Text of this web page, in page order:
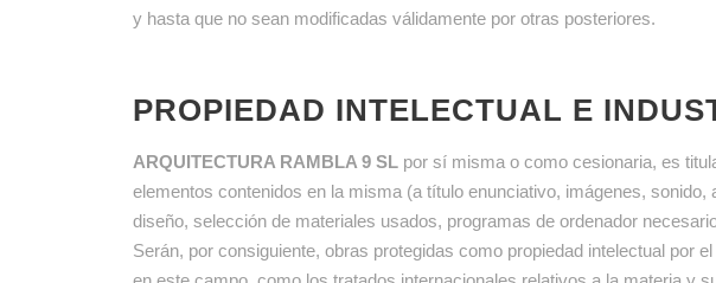
y hasta que no sean modificadas válidamente por otras posteriores.
PROPIEDAD INTELECTUAL E
ARQUITECTURA RAMBLA 9 SL por sí misma o como cesionaria, es
elementos contenidos en la misma (a título enunciativo, imágenes,
diseño, selección de materiales usados, programas de ordenador
Serán, por consiguiente, obras protegidas como propiedad intelectual por